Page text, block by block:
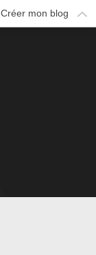
Créer mon blog